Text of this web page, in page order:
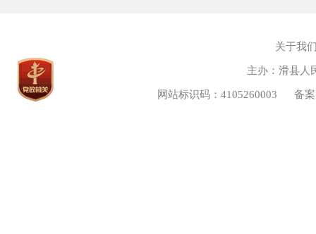
关于我
主办：滑县人
网站标识码：4105260003 备